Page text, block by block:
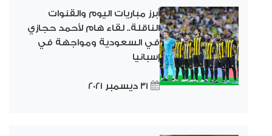
أبرز مباريات اليوم والقنوات
الناقلة.. لقاء هام لأحمد حجازي
في السعودية ومواجهة في
إسبانيا
31 ديسمبر 2021